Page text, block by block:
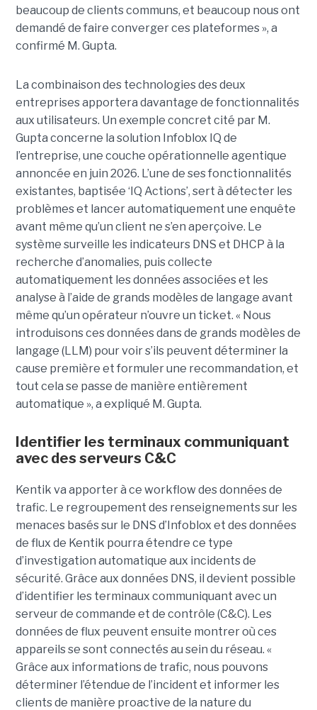
beaucoup de clients communs, et beaucoup nous ont
demandé de faire converger ces plateformes », a
confirmé M. Gupta.
La combinaison des technologies des deux
entreprises apportera davantage de fonctionnalités
aux utilisateurs. Un exemple concret cité par M.
Gupta concerne la solution Infoblox IQ de
l’entreprise, une couche opérationnelle agentique
annoncée en juin 2026. L’une de ses fonctionnalités
existantes, baptisée ‘IQ Actions’, sert à détecter les
problèmes et lancer automatiquement une enquête
avant même qu’un client ne s’en aperçoive. Le
système surveille les indicateurs DNS et DHCP à la
recherche d’anomalies, puis collecte
automatiquement les données associées et les
analyse à l’aide de grands modèles de langage avant
même qu’un opérateur n’ouvre un ticket. « Nous
introduisons ces données dans de grands modèles de
langage (LLM) pour voir s’ils peuvent déterminer la
cause première et formuler une recommandation, et
tout cela se passe de manière entièrement
automatique », a expliqué M. Gupta.
Identifier les terminaux communiquant
avec des serveurs C&C
Kentik va apporter à ce workflow des données de
trafic. Le regroupement des renseignements sur les
menaces basés sur le DNS d’Infoblox et des données
de flux de Kentik pourra étendre ce type
d’investigation automatique aux incidents de
sécurité. Grâce aux données DNS, il devient possible
d’identifier les terminaux communiquant avec un
serveur de commande et de contrôle (C&C). Les
données de flux peuvent ensuite montrer où ces
appareils se sont connectés au sein du réseau. «
Grâce aux informations de trafic, nous pouvons
déterminer l’étendue de l’incident et informer les
clients de manière proactive de la nature du